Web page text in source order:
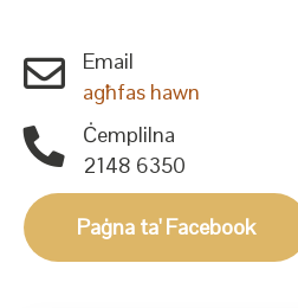
Email
agħfas hawn
Ċemplilna
2148 6350
Paġna ta' Facebook